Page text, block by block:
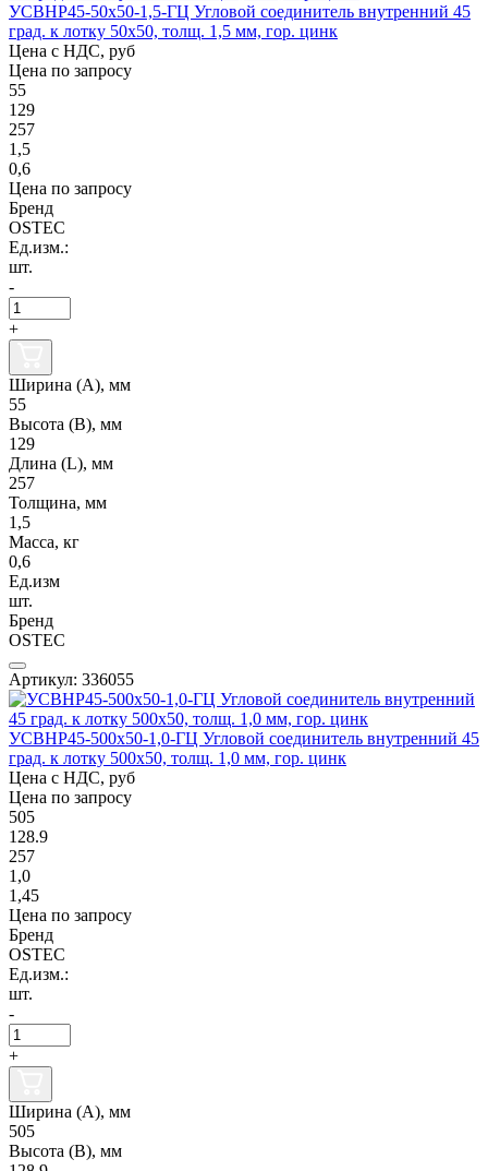
УСВНР45-50х50-1,5-ГЦ Угловой соединитель внутренний 45
град. к лотку 50х50, толщ. 1,5 мм, гор. цинк
Цена с НДС, руб
Цена по запросу
55
129
257
1,5
0,6
Цена по запросу
Бренд
OSTEC
Ед.изм.:
шт.
-
+
Ширина (А), мм
55
Высота (В), мм
129
Длина (L), мм
257
Толщина, мм
1,5
Масса, кг
0,6
Ед.изм
шт.
Бренд
OSTEC
Артикул: 336055
УСВНР45-500х50-1,0-ГЦ Угловой соединитель внутренний 45
град. к лотку 500х50, толщ. 1,0 мм, гор. цинк
Цена с НДС, руб
Цена по запросу
505
128.9
257
1,0
1,45
Цена по запросу
Бренд
OSTEC
Ед.изм.:
шт.
-
+
Ширина (А), мм
505
Высота (В), мм